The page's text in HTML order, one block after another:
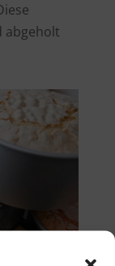
abgeholt